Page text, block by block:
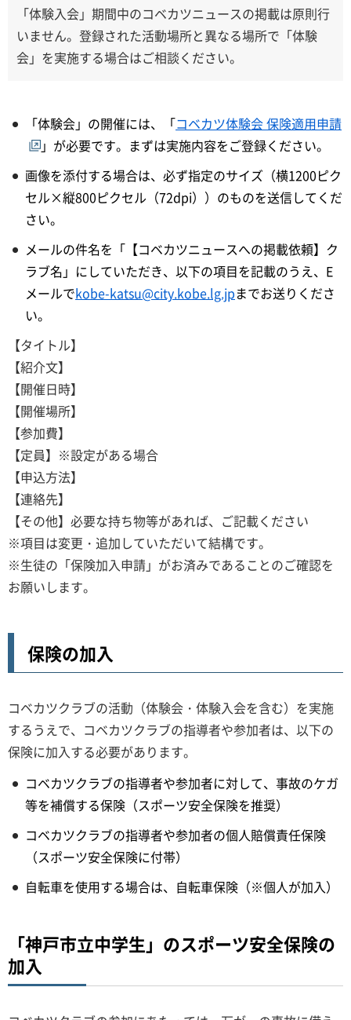
「体験入会」期間中のコベカツニュースの掲載は原則行
いません。登録された活動場所と異なる場所で「体験
会」を実施する場合はご相談ください。
「体験会」の開催には、「コベカツ体験会 保険適用申請
」が必要です。まずは実施内容をご登録ください。
画像を添付する場合は、必ず指定のサイズ（横1200ピク
セル×縦800ピクセル（72dpi））のものを送信してくだ
さい。
メールの件名を「【コベカツニュースへの掲載依頼】ク
ラブ名」にしていただき、以下の項目を記載のうえ、E
メールでkobe-katsu@city.kobe.lg.jpまでお送りくださ
い。
【タイトル】
【紹介文】
【開催日時】
【開催場所】
【参加費】
【定員】※設定がある場合
【申込方法】
【連絡先】
【その他】必要な持ち物等があれば、ご記載ください
※項目は変更・追加していただいて結構です。
※生徒の「保険加入申請」がお済みであることのご確認を
お願いします。
保険の加入
コベカツクラブの活動（体験会・体験入会を含む）を実施
するうえで、コベカツクラブの指導者や参加者は、以下の
保険に加入する必要があります。
コベカツクラブの指導者や参加者に対して、事故のケガ
等を補償する保険（スポーツ安全保険を推奨）
コベカツクラブの指導者や参加者の個人賠償責任保険
（スポーツ安全保険に付帯）
自転車を使用する場合は、自転車保険（※個人が加入）
「神戸市立中学生」のスポーツ安全保険の
加入